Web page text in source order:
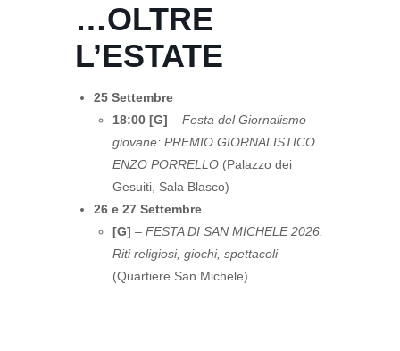
…OLTRE
L’ESTATE
25 Settembre
18:00 [G] – Festa del Giornalismo
giovane: PREMIO GIORNALISTICO
ENZO PORRELLO (Palazzo dei
Gesuiti, Sala Blasco)
26 e 27 Settembre
[G] – FESTA DI SAN MICHELE 2026:
Riti religiosi, giochi, spettacoli
(Quartiere San Michele)